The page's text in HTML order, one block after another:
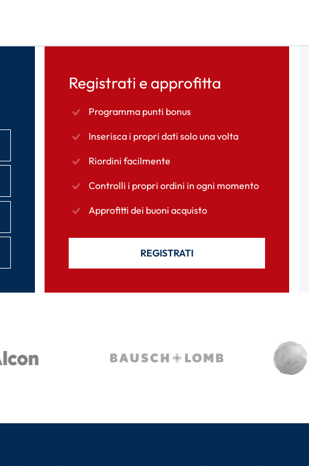
Registrati e approfitta
Programma punti bonus
Inserisca i propri dati solo una volta
Riordini facilmente
Controlli i propri ordini in ogni momento
Approfitti dei buoni acquisto
REGISTRATI